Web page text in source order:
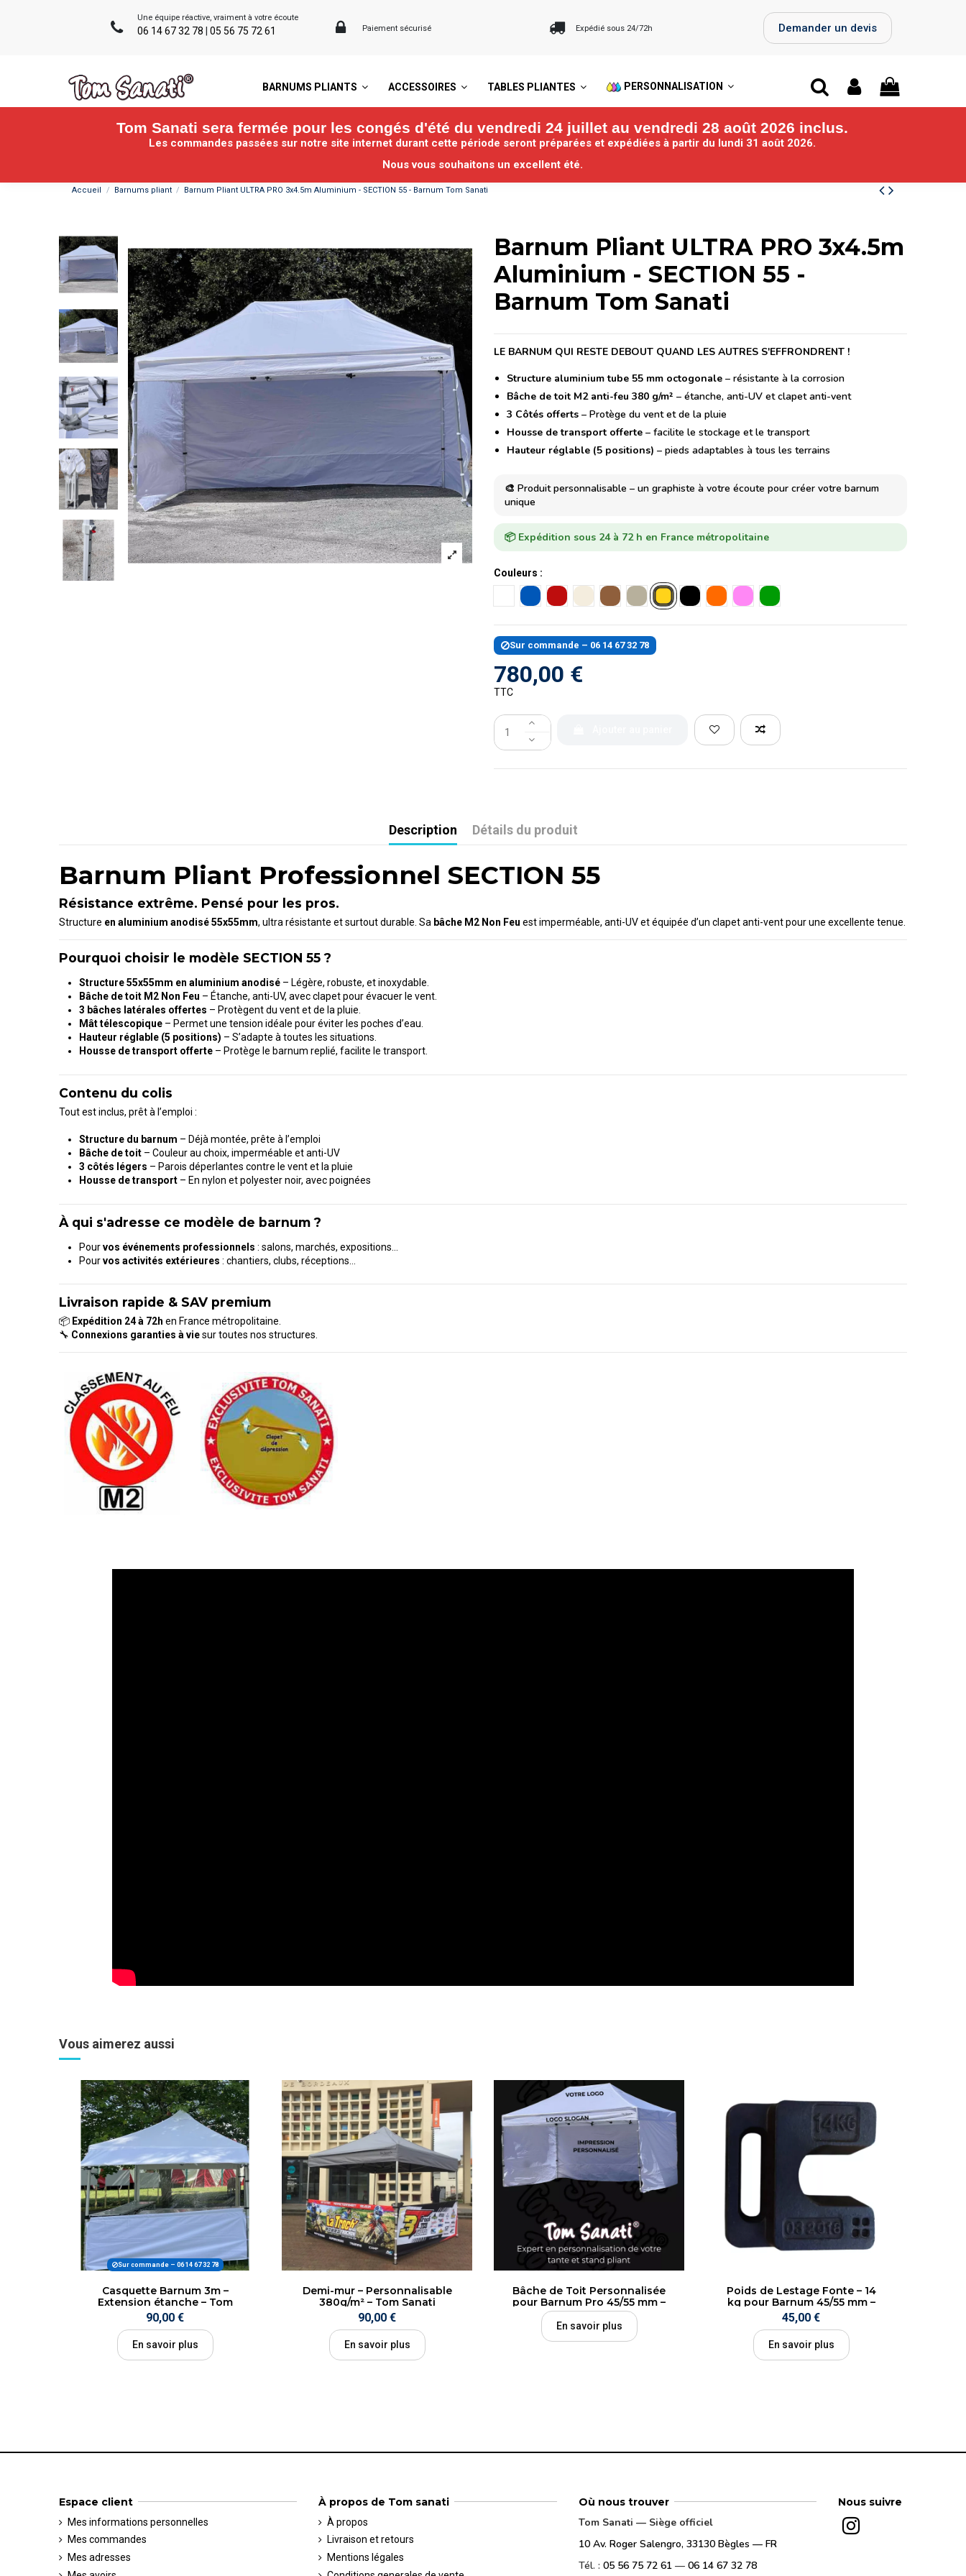
Une équipe réactive, vraiment à votre écoute
06 14 67 32 78 05 56 75 72 61 Paiement sécurisé Expédié sous 24/72h Demander un devis
BARNUMS PLIANTS ACCESSOIRES TABLES PLIANTES PERSONNALISATION
Tom Sanati sera fermée pour les congés d'été du vendredi 24 juillet au vendredi 28 août 2026 inclus.
Les commandes passées sur notre site internet durant cette période seront préparées et expédiées à partir du lundi 31 août 2026.
Nous vous souhaitons un excellent été.
Accueil Barnums pliant Barnum Pliant ULTRA PRO 3x4.5m Aluminium - SECTION 55 - Barnum Tom Sanati
Barnum Pliant ULTRA PRO 3x4.5m
Aluminium - SECTION 55 -
Barnum Tom Sanati
LE BARNUM QUI RESTE DEBOUT QUAND LES AUTRES S'EFFRONDRENT !
Structure aluminium tube 55 mm octogonale – résistante à la corrosion
Bâche de toit M2 anti-feu 380 g/m² – étanche, anti-UV et clapet anti-vent
3 Côtés offerts – Protège du vent et de la pluie
Housse de transport offerte – facilite le stockage et le transport
Hauteur réglable (5 positions) – pieds adaptables à tous les terrains
🎨 Produit personnalisable – un graphiste à votre écoute pour créer votre barnum
unique
📦 Expédition sous 24 à 72 h en France métropolitaine
Couleurs :
Blanc
Bleu Rouge Sable CaramelGris Jaune Noir Orange Rose Vert
Sur commande – 06 14 67 32 78
780,00 €
TTC
Description Détails du produit
Barnum Pliant Professionnel SECTION 55
Résistance extrême. Pensé pour les pros.
Structure en aluminium anodisé 55x55mm, ultra résistante et surtout durable. Sa bâche M2 Non Feu est imperméable, anti-UV et équipée d’un clapet anti-vent pour une excellente tenue.
Pourquoi choisir le modèle SECTION 55 ?
Structure 55x55mm en aluminium anodisé – Légère, robuste, et inoxydable.
Bâche de toit M2 Non Feu – Étanche, anti-UV, avec clapet pour évacuer le vent.
3 bâches latérales offertes – Protègent du vent et de la pluie.
Mât télescopique – Permet une tension idéale pour éviter les poches d’eau.
Hauteur réglable (5 positions) – S’adapte à toutes les situations.
Housse de transport offerte – Protège le barnum replié, facilite le transport.
Contenu du colis
Tout est inclus, prêt à l’emploi :
Structure du barnum – Déjà montée, prête à l’emploi
Bâche de toit – Couleur au choix, imperméable et anti-UV
3 côtés légers – Parois déperlantes contre le vent et la pluie
Housse de transport – En nylon et polyester noir, avec poignées
À qui s'adresse ce modèle de barnum ?
Pourvos événements professionnels : salons, marchés, expositions…
Pourvos activités extérieures : chantiers, clubs, réceptions…
Livraison rapide & SAV premium
📦 Expédition 24 à 72h en France métropolitaine.
🔧 Connexions garanties à viesur toutes nos structures.
Vous aimerez aussi
Sur commande – 06 14 67 32 78
Casquette Barnum 3m –
Extension étanche – Tom
Sanati
90,00 €
En savoir plus
Demi-mur – Personnalisable
380g/m² – Tom Sanati
90,00 €
En savoir plus
Bâche de Toit Personnalisée
pour Barnum Pro 45/55 mm –
Impression Haute Qualité |
Tom...
En savoir plus
Poids de Lestage Fonte – 14
kg pour Barnum 45/55 mm –
Tom Sanati
45,00 €
En savoir plus
Espace client
Mes informations personnelles
Mes commandes
Mes adresses
À propos de Tom sanati
À propos
Livraison et retours
Mentions légales
Où nous trouver
Tom Sanati — Siège officiel
10 Av. Roger Salengro, 33130 Bègles — FR
Tél. : 05 56 75 72 61— 06 14 67 32 78
Nous suivre